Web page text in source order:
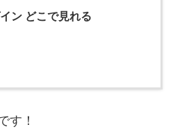
ン どこで見れる
す！